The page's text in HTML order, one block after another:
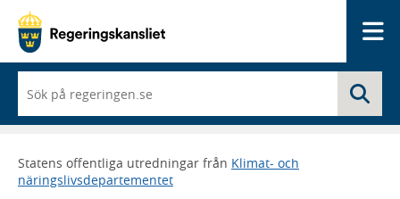
du
börjar
skriva
framträder
en
Statens offentliga utredningar från Klimat- och
näringslivsdepartementet